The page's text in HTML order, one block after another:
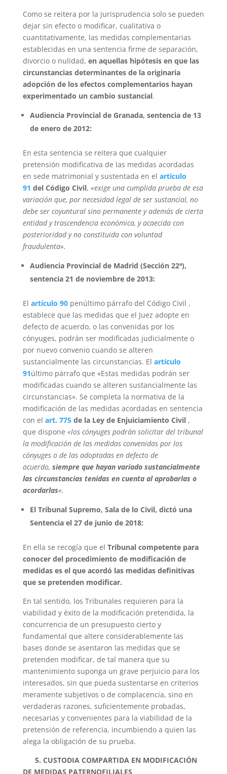
Como se reitera por la jurisprudencia solo se pueden
dejar sin efecto o modificar, cualitativa o
cuantitativamente, las medidas complementarias
establecidas en una sentencia firme de separación,
divorcio o nulidad, en aquellas hipótesis en que las
circunstancias determinantes de la originaria
adopción de los efectos complementarios hayan
experimentado un cambio sustancial.
Audiencia Provincial de Granada, sentencia de 13
de enero de 2012:
En esta sentencia se reitera que cualquier
pretensión modificativa de las medidas acordadas
en sede matrimonial y sustentada en el artículo
91 del Código Civil, «exige una cumplida prueba de esa
variación que, por necesidad legal de ser sustancial, no
debe ser coyuntural sino permanente y además de cierta
entidad y trascendencia económica, y acaecida con
posterioridad y no constituida con voluntad
fraudulenta».
Audiencia Provincial de Madrid (Sección 22ª),
sentencia 21 de noviembre de 2013:
El artículo 90penúltimo párrafo del Código Civil ,
establece que las medidas que el Juez adopte en
defecto de acuerdo, o las convenidas por los
cónyuges, podrán ser modificadas judicialmente o
por nuevo convenio cuando se alteren
sustancialmente las circunstancias. El artículo
91último párrafo que «Estas medidas podrán ser
modificadas cuando se alteren sustancialmente las
circunstancias». Se completa la normativa de la
modificación de las medidas acordadas en sentencia
con el art. 775de la Ley de Enjuiciamiento Civil,
que dispone «los cónyuges podrán solicitar del tribunal
la modificación de las medidas convenidas por los
cónyuges o de las adoptadas en defecto de
acuerdo, siempre que hayan variado sustancialmente
las circunstancias tenidas en cuenta al aprobarlas o
acordarlas«.
El Tribunal Supremo, Sala de lo Civil, dictó una
Sentencia el 27 de junio de 2018:
En ella se recogía que el Tribunal competente para
conocer del procedimiento de modificación de
medidas es el que acordó las medidas definitivas
que se pretenden modificar.
En tal sentido, los Tribunales requieren para la
viabilidad y éxito de la modificación pretendida, la
concurrencia de un presupuesto cierto y
fundamental que altere considerablemente las
bases donde se asentaron las medidas que se
pretenden modificar, de tal manera que su
mantenimiento suponga un grave perjuicio para los
interesados, sin que pueda sustentarse en criterios
meramente subjetivos o de complacencia, sino en
verdaderas razones, suficientemente probadas,
necesarias y convenientes para la viabilidad de la
pretensión de referencia, incumbiendo a quien las
alega la obligación de su prueba.
5. CUSTODIA COMPARTIDA EN MODIFICACIÓN
DE MEDIDAS PATERNOFILIALES